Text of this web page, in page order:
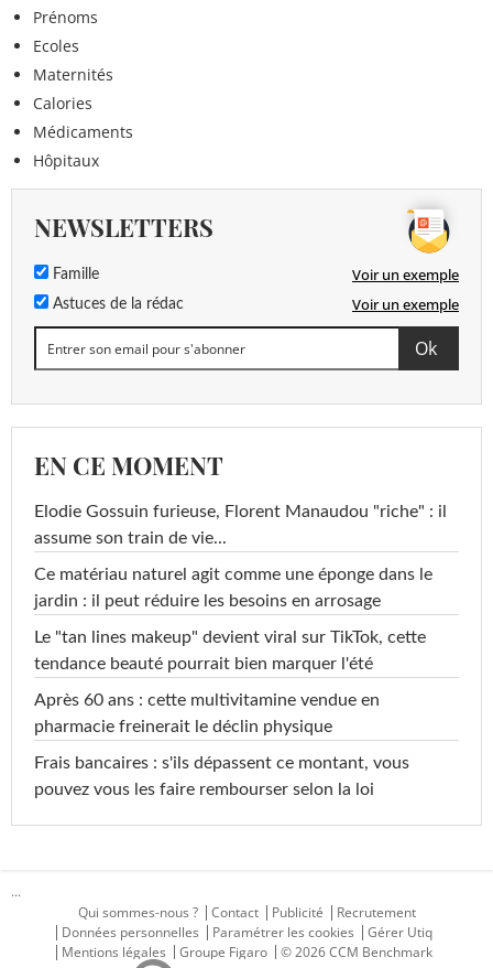
Prénoms
Ecoles
Maternités
Calories
Médicaments
Hôpitaux
NEWSLETTERS
Famille Voir un exemple
Astuces de la rédac Voir un exemple
EN CE MOMENT
Elodie Gossuin furieuse, Florent Manaudou "riche" : il
assume son train de vie...
Ce matériau naturel agit comme une éponge dans le
jardin : il peut réduire les besoins en arrosage
Le "tan lines makeup" devient viral sur TikTok, cette
tendance beauté pourrait bien marquer l'été
Après 60 ans : cette multivitamine vendue en
pharmacie freinerait le déclin physique
Frais bancaires : s'ils dépassent ce montant, vous
pouvez vous les faire rembourser selon la loi
...
Qui sommes-nous ?
Contact Publicité
Recrutement
Données personnelles
Paramétrer les cookies
Gérer Utiq
Mentions légales
Groupe Figaro © 2026 CCM Benchmark